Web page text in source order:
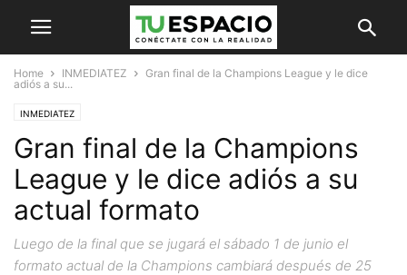
Home INMEDIATEZ
Gran final de la Champions League y le dice
adiós a su...
INMEDIATEZ
Gran final de la Champions
League y le dice adiós a su
actual formato
Luego de la final que se jugará el sábado 1 de junio el
formato actual de la Champions cambiará después de 25